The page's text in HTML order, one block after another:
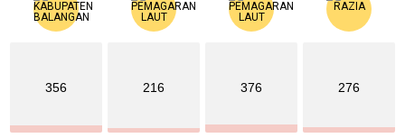
356 216 376 276